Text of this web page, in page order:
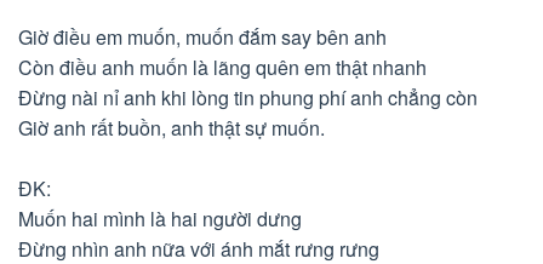
Giờ điều em muốn, muốn đắm say bên anh
Còn điều anh muốn là lãng quên em thật nhanh
Đừng nài nỉ anh khi lòng tin phung phí anh chẳng còn
Giờ anh rất buồn, anh thật sự muốn.
ĐK:
Muốn hai mình là hai người dưng
Đừng nhìn anh nữa với ánh mắt rưng rưng